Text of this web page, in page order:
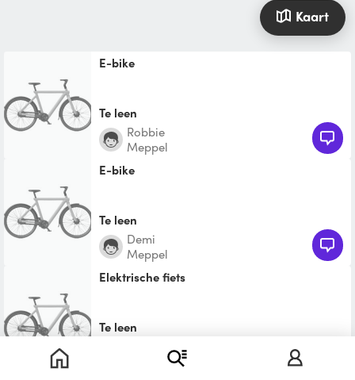
Kaart
E-bike
Te leen
Robbie
Meppel
E-bike
Te leen
Demi
Meppel
elektrische fiets
Te leen